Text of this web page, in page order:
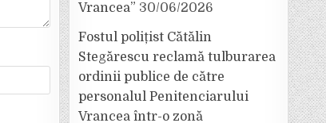
Vrancea” 30/06/2026
Fostul polițist Cătălin
Stegărescu reclamă tulburarea
ordinii publice de către
personalul Penitenciarului
Vrancea într-o zonă